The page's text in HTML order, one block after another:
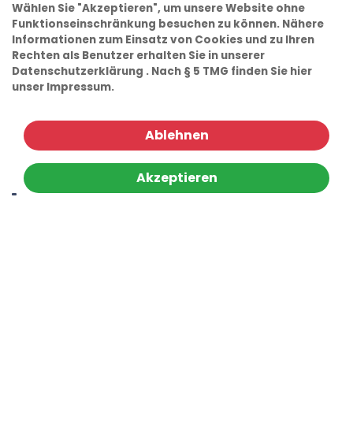
Wählen Sie "Akzeptieren", um unsere Website ohne
Funktionseinschränkung besuchen zu können. Nähere
Informationen zum Einsatz von Cookies und zu Ihren
Rechten als Benutzer erhalten Sie in unserer
Datenschutzerklärung . Nach § 5 TMG finden Sie hier
unser Impressum.
Ablehnen
Akzeptieren